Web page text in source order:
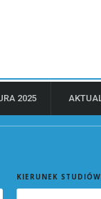
2025
KIERUNEK STUDIÓW